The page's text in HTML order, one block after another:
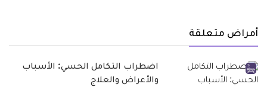
أمراض متعلقة
اضطراب التكامل الحسي: الأسباب
والأعراض والعلاج